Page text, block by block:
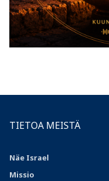
TIETOA MEISTÄ
Näe Israel
Missio